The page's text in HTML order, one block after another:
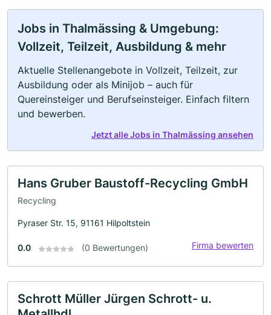
Jobs in Thalmässing & Umgebung:
Vollzeit, Teilzeit, Ausbildung & mehr
Aktuelle Stellenangebote in Vollzeit, Teilzeit, zur
Ausbildung oder als Minijob – auch für
Quereinsteiger und Berufseinsteiger. Einfach filtern
und bewerben.
Jetzt alle Jobs in Thalmässing ansehen
Hans Gruber Baustoff-Recycling GmbH
Recycling
Pyraser Str. 15, 91161 Hilpoltstein
0.0 (0 Bewertungen) Firma bewerten
Schrott Müller Jürgen Schrott- u.